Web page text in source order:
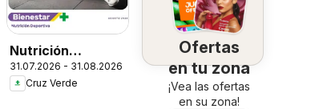
Nutrición
Deportiva
31.07.2026 - 31.08.2026
Cruz Verde
Ofertas
en tu zona
¡Vea las ofertas
en su zona!